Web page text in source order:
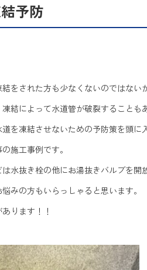
予防
をされた方も少なくないのではない
結によって水道管が破裂することも
を凍結させないための予防策を頭に
施工事例です。
水抜き栓の他にお湯抜きバルブを開
みの方もいらっしゃると思います。
ります！！